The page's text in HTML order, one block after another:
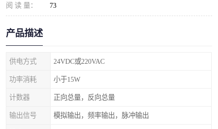
阅 读 量： 73
产品描述
供电方式 24VDC或220VAC
功率消耗 小于15W
计数器 正向总量，反向总量
输出信号 模拟输出，频率输出，脉冲输出